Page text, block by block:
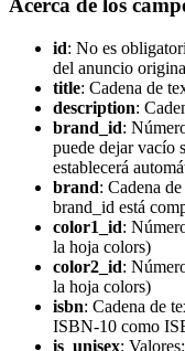
Acerca de los
id: No es
del anuncio
title: Cadena de
description:
brand_id:
puede dejar vacío
establecerá
brand: Cadena
brand_id está
color1_id:
la hoja colors)
color2_id:
la hoja colors)
isbn: Cadena de
ISBN-10 como
is_unisex: